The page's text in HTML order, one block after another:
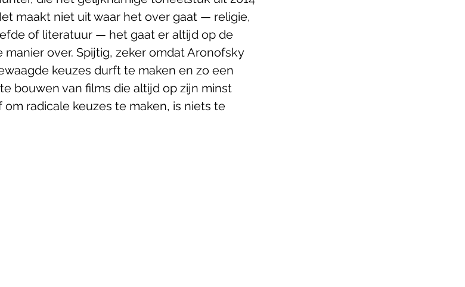
maakt niet uit waar het over gaat — religie,
of literatuur — het gaat er altijd op de
over. Spijtig, zeker omdat Aronofsky
keuzes durft te maken en zo een
bouwen van films die altijd op zijn minst
radicale keuzes te maken, is niets te